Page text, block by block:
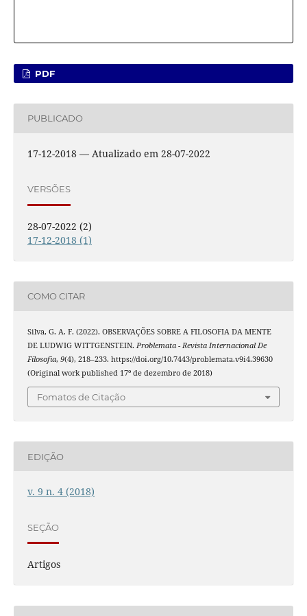
PDF
PUBLICADO
17-12-2018 — Atualizado em 28-07-2022
VERSÕES
28-07-2022 (2)
17-12-2018 (1)
COMO CITAR
Silva, G. A. F. (2022). OBSERVAÇÕES SOBRE A FILOSOFIA DA MENTE
DE LUDWIG WITTGENSTEIN. Problemata - Revista Internacional De
Filosofia, 9(4), 218–233. https://doi.org/10.7443/problemata.v9i4.39630
(Original work published 17º de dezembro de 2018)
Fomatos de Citação
EDIÇÃO
v. 9 n. 4 (2018)
SEÇÃO
Artigos